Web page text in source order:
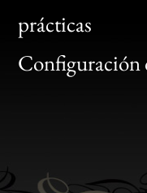
prácticas
Configuración